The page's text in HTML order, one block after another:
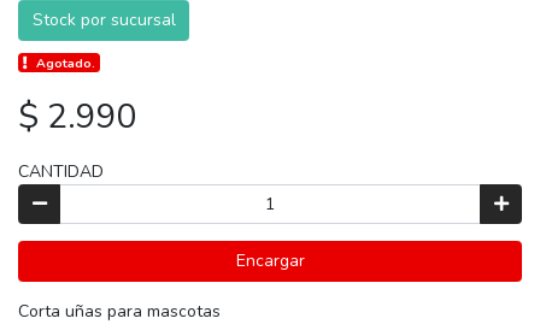
Stock por sucursal
Agotado.
$ 2.990
CANTIDAD
Encargar
Corta uñas para mascotas